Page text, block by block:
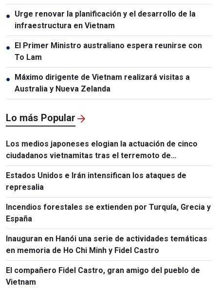
relaciones Vietnam-Tailandia
● Urge renovar la planificación y el desarrollo de la
infraestructura en Vietnam
● El Primer Ministro australiano espera reunirse con
To Lam
● Máximo dirigente de Vietnam realizará visitas a
Australia y Nueva Zelanda
Lo más Popular
Los medios japoneses elogian la actuación de cinco
ciudadanos vietnamitas tras el terremoto de
Kumamoto
Estados Unidos e Irán intensifican los ataques de
represalia
Incendios forestales se extienden por Turquía, Grecia y
España
Inauguran en Hanói una serie de actividades temáticas
en memoria de Ho Chi Minh y Fidel Castro
El compañero Fidel Castro, gran amigo del pueblo de
Vietnam